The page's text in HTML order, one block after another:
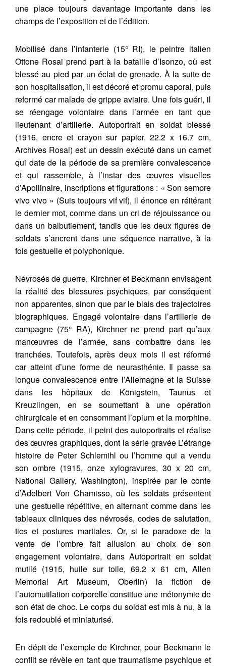
une place toujours davantage importante dans les
champs de l’exposition et de l’édition.
Mobilisé dans l’infanterie (15° RI), le peintre italien
Ottone Rosai prend part à la bataille d’Isonzo, où est
blessé au pied par un éclat de grenade. À la suite de
son hospitalisation, il est décoré et promu caporal, puis
reformé car malade de grippe aviaire. Une fois guéri, il
se réengage volontaire dans l’armée en tant que
lieutenant d’artillerie. Autoportrait en soldat blessé
(1916, encre et crayon sur papier, 22.2 x 16.7 cm,
Archives Rosai) est un dessin exécuté dans un carnet
qui date de la période de sa première convalescence
et qui rassemble, à l’instar des œuvres visuelles
d’Apollinaire, inscriptions et figurations : « Son sempre
vivo vivo » (Suis toujours vif vif), il énonce en réitérant
le dernier mot, comme dans un cri de réjouissance ou
dans un balbutiement, tandis que les deux figures de
soldats s’ancrent dans une séquence narrative, à la
fois gestuelle et polyphonique.
Névrosés de guerre, Kirchner et Beckmann envisagent
la réalité des blessures psychiques, par conséquent
non apparentes, sinon que par le biais des trajectoires
biographiques. Engagé volontaire dans l’artillerie de
campagne (75° RA), Kirchner ne prend part qu’aux
manœuvres de l’armée, sans combattre dans les
tranchées. Toutefois, après deux mois il est réformé
car atteint d’une forme de neurasthénie. Il passe sa
longue convalescence entre l’Allemagne et la Suisse
dans les hôpitaux de Königstein, Taunus et
Kreuzlingen, en se soumettant à une opération
chirurgicale et en consommant l’opium et la morphine.
Dans cette période, il peint des autoportraits et réalise
des œuvres graphiques, dont la série gravée L’étrange
histoire de Peter Schlemihl ou l’homme qui a vendu
son ombre (1915, onze xylogravures, 30 x 20 cm,
National Gallery, Washington), inspirée par le conte
d’Adelbert Von Chamisso, où les soldats présentent
une gestuelle répétitive, en alternant comme dans les
tableaux cliniques des névrosés, codes de salutation,
tics et postures martiales. Or, si le paradoxe de la
vente de l’ombre fait allusion au choix de son
engagement volontaire, dans Autoportrait en soldat
mutilé (1915, huile sur toile, 69.2 x 61 cm, Allen
Memorial Art Museum, Oberlin) la fiction de
l’automutilation corporelle constitue une métonymie de
son état de choc. Le corps du soldat est mis à nu, à la
fois redoublé et miniaturisé.
En dépit de l’exemple de Kirchner, pour Beckmann le
conflit se révèle en tant que traumatisme psychique et